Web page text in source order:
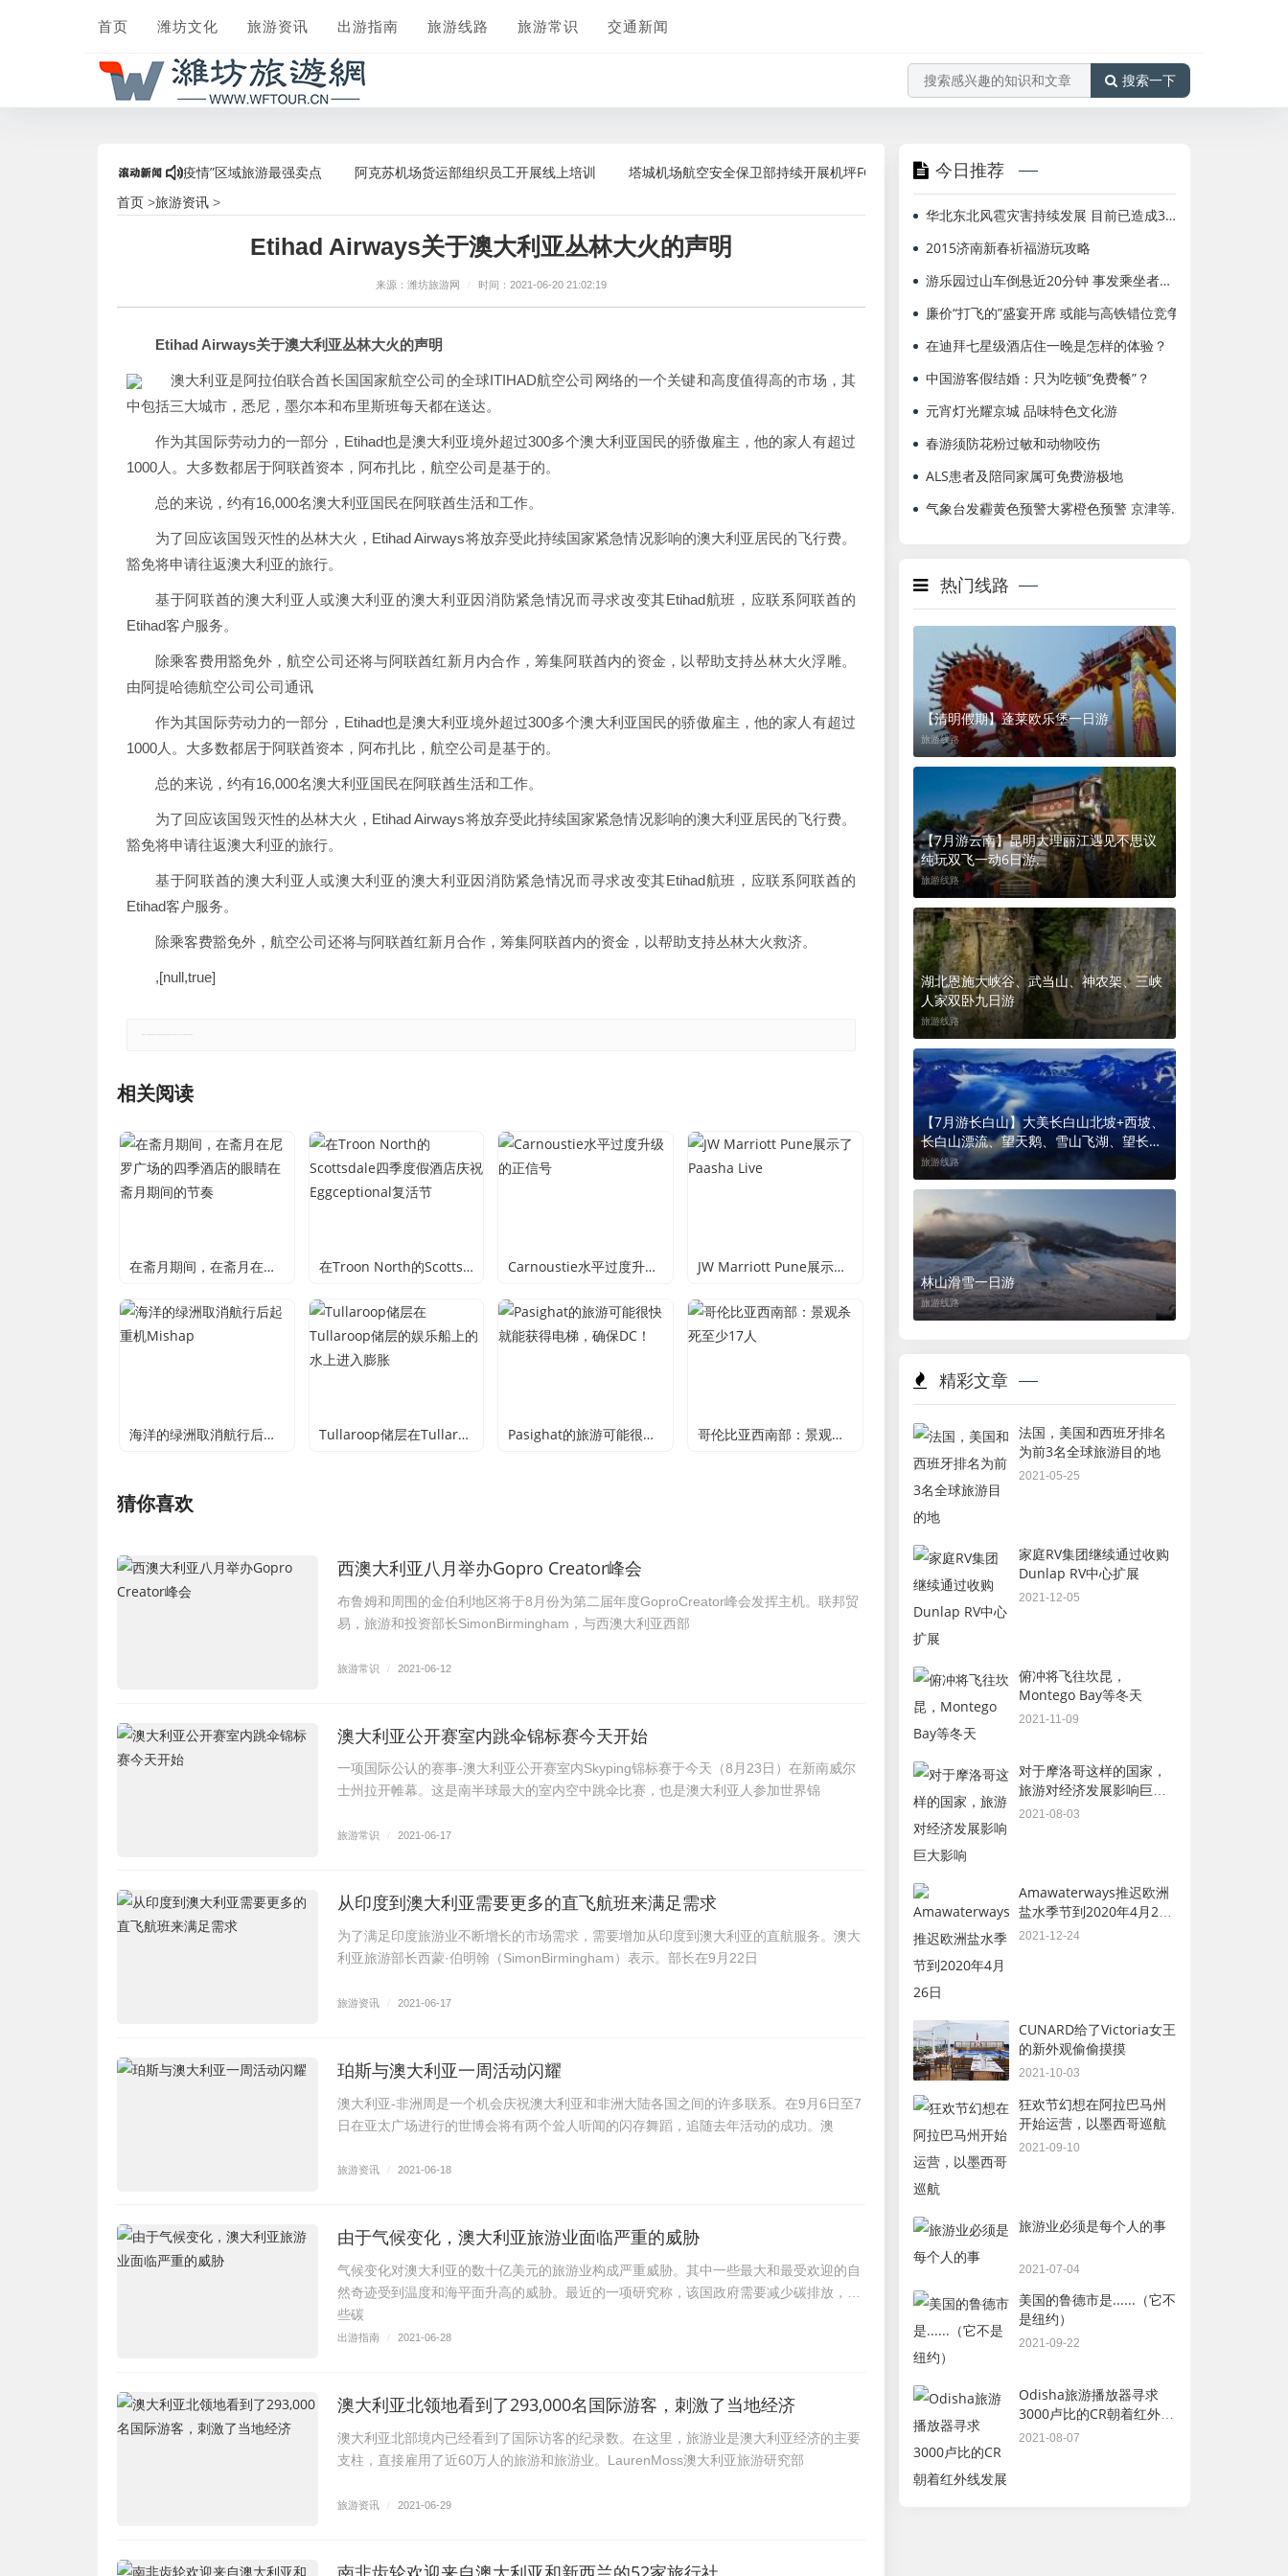
首页 潍坊文化 旅游资讯 出游指南 旅游线路 旅游常识 交通新闻
搜索一下
飞”人气爆棚，打造“后疫情”区域旅游最强卖点 阿克苏机场货运部组织员工开展线上培训 塔城机场航空安全保卫部持续开展机坪FOD清理工作 海航北京=布鲁塞尔、多伦多国际航班增频至每周2班
首页 >旅游资讯 >
Etihad Airways关于澳大利亚丛林大火的声明
来源：潍坊旅游网 / 时间：2021-06-20 21:02:19
Etihad Airways关于澳大利亚丛林大火的声明
澳大利亚是阿拉伯联合酋长国国家航空公司的全球ITIHAD航空公司网络的一个关键和高度值得高的市场，其
中包括三大城市，悉尼，墨尔本和布里斯班每天都在送达。
作为其国际劳动力的一部分，Etihad也是澳大利亚境外超过300多个澳大利亚国民的骄傲雇主，他的家人有超过
1000人。大多数都居于阿联酋资本，阿布扎比，航空公司是基于的。
总的来说，约有16,000名澳大利亚国民在阿联酋生活和工作。
为了回应该国毁灭性的丛林大火，Etihad Airways将放弃受此持续国家紧急情况影响的澳大利亚居民的飞行费。
豁免将申请往返澳大利亚的旅行。
基于阿联酋的澳大利亚人或澳大利亚的澳大利亚因消防紧急情况而寻求改变其Etihad航班，应联系阿联酋的
Etihad客户服务。
除乘客费用豁免外，航空公司还将与阿联酋红新月内合作，筹集阿联酋内的资金，以帮助支持丛林大火浮雕。
由阿提哈德航空公司公司通讯
作为其国际劳动力的一部分，Etihad也是澳大利亚境外超过300多个澳大利亚国民的骄傲雇主，他的家人有超过
1000人。大多数都居于阿联酋资本，阿布扎比，航空公司是基于的。
总的来说，约有16,000名澳大利亚国民在阿联酋生活和工作。
为了回应该国毁灭性的丛林大火，Etihad Airways将放弃受此持续国家紧急情况影响的澳大利亚居民的飞行费。
豁免将申请往返澳大利亚的旅行。
基于阿联酋的澳大利亚人或澳大利亚的澳大利亚因消防紧急情况而寻求改变其Etihad航班，应联系阿联酋的
Etihad客户服务。
除乘客费豁免外，航空公司还将与阿联酋红新月合作，筹集阿联酋内的资金，以帮助支持丛林大火救济。
,[null,true]
相关阅读
在斋月期间，在斋月在尼罗广场的四季酒店的眼睛在斋月期间的节奏 在Troon North的Scottsdale四季度假酒店庆祝Eggceptional复活节 Carnoustie水平过度升级的正信号 JW Marriott Pune展示了Paasha Live
海洋的绿洲取消航行后起重机Mishap Tullaroop储层在Tullaroop储层的娱乐船上的水上进入膨胀 Pasighat的旅游可能很快就能获得电梯，确保DC！ 哥伦比亚西南部：景观杀死至少17人
猜你喜欢
西澳大利亚八月举办Gopro Creator峰会
布鲁姆和周围的金伯利地区将于8月份为第二届年度GoproCreator峰会发挥主机。联邦贸
易，旅游和投资部长SimonBirmingham，与西澳大利亚西部
旅游常识 / 2021-06-12
澳大利亚公开赛室内跳伞锦标赛今天开始
一项国际公认的赛事-澳大利亚公开赛室内Skyping锦标赛于今天（8月23日）在新南威尔
士州拉开帷幕。这是南半球最大的室内空中跳伞比赛，也是澳大利亚人参加世界锦
旅游常识 / 2021-06-17
从印度到澳大利亚需要更多的直飞航班来满足需求
为了满足印度旅游业不断增长的市场需求，需要增加从印度到澳大利亚的直航服务。澳大
利亚旅游部长西蒙·伯明翰（SimonBirmingham）表示。部长在9月22日
旅游资讯 / 2021-06-17
珀斯与澳大利亚一周活动闪耀
澳大利亚-非洲周是一个机会庆祝澳大利亚和非洲大陆各国之间的许多联系。在9月6日至7
日在亚太广场进行的世博会将有两个耸人听闻的闪存舞蹈，追随去年活动的成功。澳
旅游资讯 / 2021-06-18
由于气候变化，澳大利亚旅游业面临严重的威胁
气候变化对澳大利亚的数十亿美元的旅游业构成严重威胁。其中一些最大和最受欢迎的自
然奇迹受到温度和海平面升高的威胁。最近的一项研究称，该国政府需要减少碳排放，这
些碳
出游指南 / 2021-06-28
澳大利亚北领地看到了293,000名国际游客，刺激了当地经济
澳大利亚北部境内已经看到了国际访客的纪录数。在这里，旅游业是澳大利亚经济的主要
支柱，直接雇用了近60万人的旅游和旅游业。LaurenMoss澳大利亚旅游研究部
旅游资讯 / 2021-06-29
今日推荐
华北东北风雹灾害持续发展 目前已造成3人死亡
2015济南新春祈福游玩攻略
游乐园过山车倒悬近20分钟 事发乘坐者眼睛充血
廉价“打飞的”盛宴开席 或能与高铁错位竞争
在迪拜七星级酒店住一晚是怎样的体验？
中国游客假结婚：只为吃顿“免费餐”？
元宵灯光耀京城 品味特色文化游
春游须防花粉过敏和动物咬伤
ALS患者及陪同家属可免费游极地
气象台发霾黄色预警大雾橙色预警 京津等地有重度霾
热门线路
【清明假期】蓬莱欧乐堡一日游
旅游线路
【7月游云南】昆明大理丽江遇见不思议
纯玩双飞一动6日游.
旅游线路
湖北恩施大峡谷、武当山、神农架、三峡
人家双卧九日游
旅游线路
【7月游长白山】大美长白山北坡+西坡、
长白山漂流、望天鹅、雪山飞湖、望长白
精华游双飞五日游
旅游线路
林山滑雪一日游
旅游线路
精彩文章
法国，美国和西班牙排名
为前3名全球旅游目的地
2021-05-25
家庭RV集团继续通过收购
Dunlap RV中心扩展
2021-12-05
俯冲将飞往坎昆，
Montego Bay等冬天
2021-11-09
对于摩洛哥这样的国家，
旅游对经济发展影响巨大
影响
2021-08-03
Amawaterways推迟欧洲
盐水季节到2020年4月26
日
2021-12-24
CUNARD给了Victoria女王
的新外观偷偷摸摸
2021-10-03
狂欢节幻想在阿拉巴马州
开始运营，以墨西哥巡航
2021-09-10
旅游业必须是每个人的事
2021-07-04
美国的鲁德市是......（它不
是纽约）
2021-09-22
Odisha旅游播放器寻求
3000卢比的CR朝着红外线
发展
2021-08-07